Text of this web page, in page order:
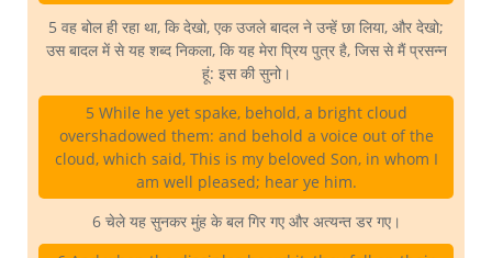
5 वह बोल ही रहा था, कि देखो, एक उजले बादल ने उन्हें छा लिया, और देखो;
उस बादल में से यह शब्द निकला, कि यह मेरा प्रिय पुत्र है, जिस से मैं प्रसन्न
हूं: इस की सुनो।
5 While he yet spake, behold, a bright cloud
overshadowed them: and behold a voice out of the
cloud, which said, This is my beloved Son, in whom I
am well pleased; hear ye him.
6 चेले यह सुनकर मुंह के बल गिर गए और अत्यन्त डर गए।